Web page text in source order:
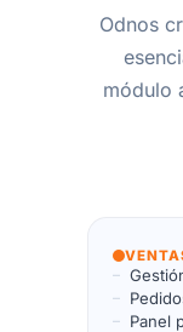
Odnos
módulo
Panel